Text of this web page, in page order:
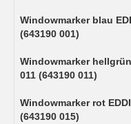
Windowmarker blau
(643190 001)
Windowmarker
011 (643190 011)
Windowmarker rot
(643190 015)